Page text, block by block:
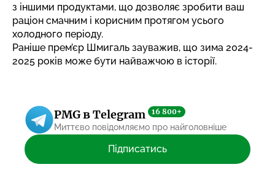
з іншими продуктами, що дозволяє зробити ваш
раціон смачним і корисним протягом усього
холодного періоду.
Раніше прем’єр Шмигаль зауважив, що зима 2024-
2025 років може бути найважчою в історії.
PMG в Telegram 16 800+
Миттєво повідомляємо про найголовніше
Підписатись